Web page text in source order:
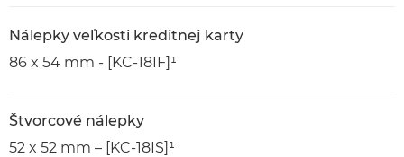
Nálepky veľkosti kreditnej karty
86 x 54 mm - [KC-18IF]¹
Štvorcové nálepky
52 x 52 mm – [KC-18IS]¹